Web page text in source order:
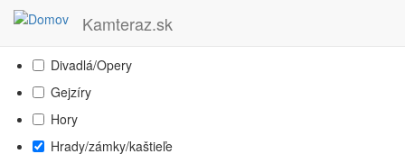
Kamteraz.sk
Kategórie
Divadlá/Opery
Gejzíry
Hory
Hrady/zámky/kaštieľe